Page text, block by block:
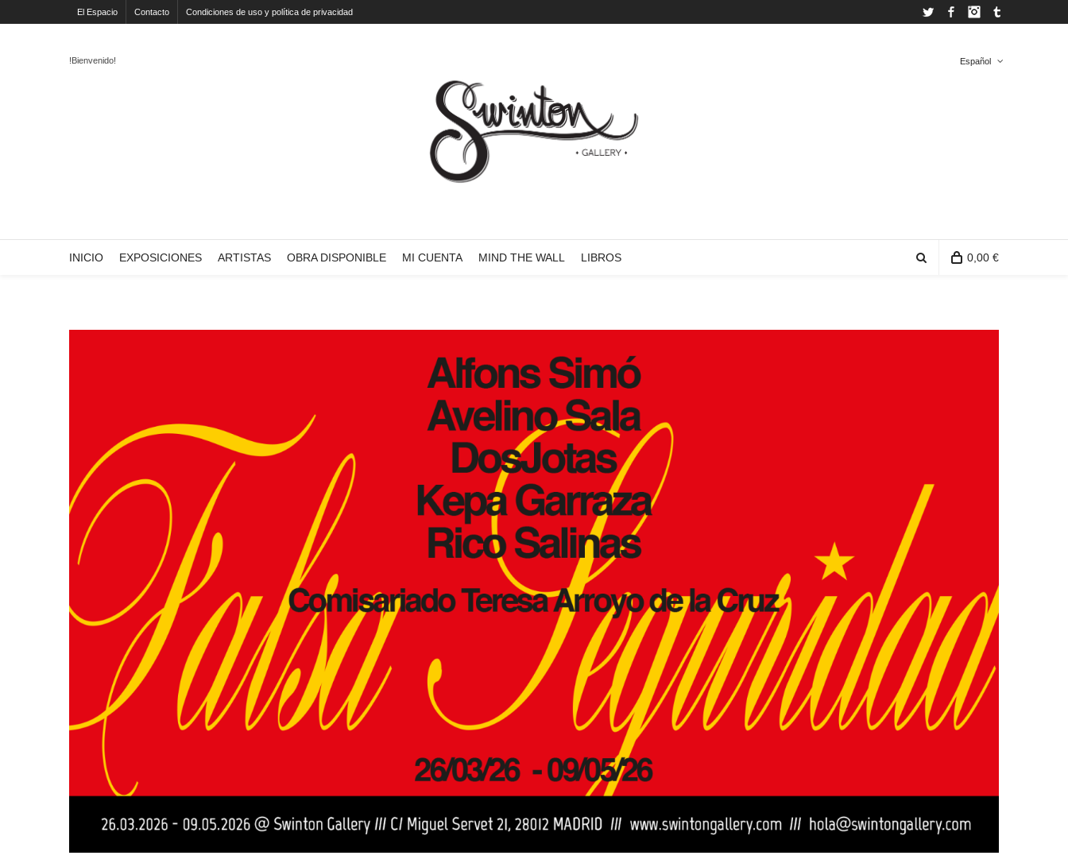
El Espacio Contacto Condiciones de uso y política de privacidad Twitter FacebookInstagram
!Bienvenido! Español
INICIO EXPOSICIONES ARTISTAS OBRA DISPONIBLE MI CUENTA MIND THE WALL LIBROS 0,00 €